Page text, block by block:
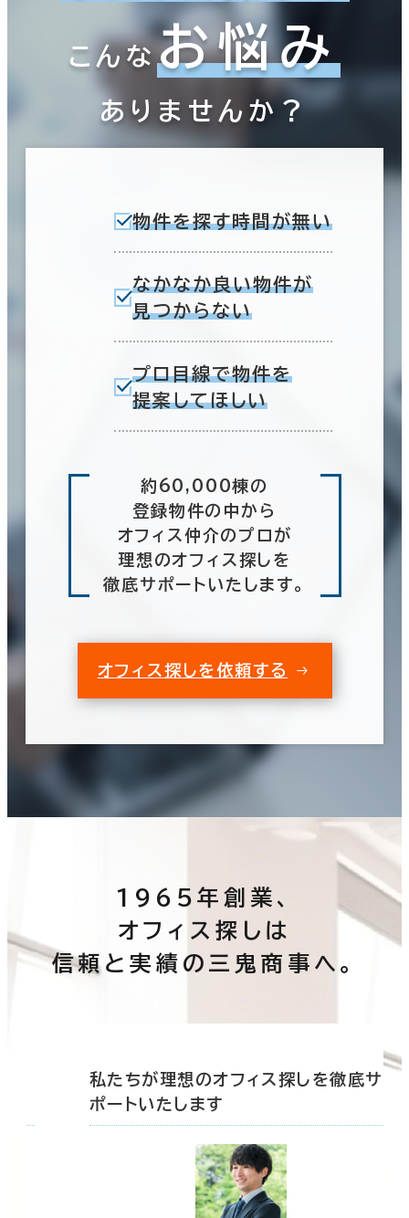
こんなお悩み
ありませんか？
物件を探す時間が無い
なかなか良い物件が
見つからない
プロ目線で物件を
提案してほしい
約60,000棟の
登録物件の中から
オフィス仲介のプロが
理想のオフィス探しを
徹底サポートいたします。
オフィス探しを依頼する
1965年創業、
オフィス探しは
信頼と実績の三鬼商事へ。
私たちが理想のオフィス探しを徹底サ
ポートいたします